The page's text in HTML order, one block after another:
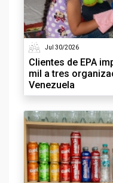
Jul 30/2026
Clientes de EPA
mil a tres
Venezuela